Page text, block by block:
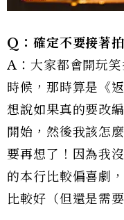
Q：確定不要接著
A：大家都會開玩
時候，那時算是《
想說如果真的要改
開始，然後我該怎
要再想了！因為我
的本行比較偏喜劇
比較好（但還是需